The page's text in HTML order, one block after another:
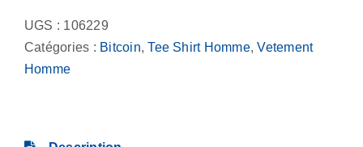
Shirt
Homme
-
UGS : 106229
Catégories : Bitcoin,Tee Shirt Homme,Vetement
Homme